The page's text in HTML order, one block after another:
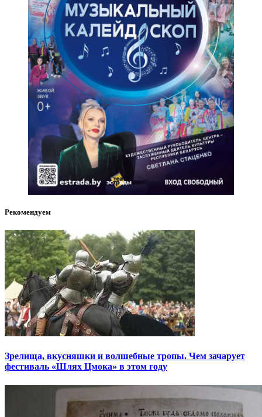
Рекомендуем
Зрелища, вкусняшки и волшебные тропы. Чем зачарует
фестиваль «Шлях Цмока» в этом году